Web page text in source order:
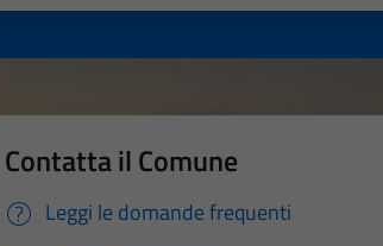
Contatta il Comune
Leggi le domande frequenti